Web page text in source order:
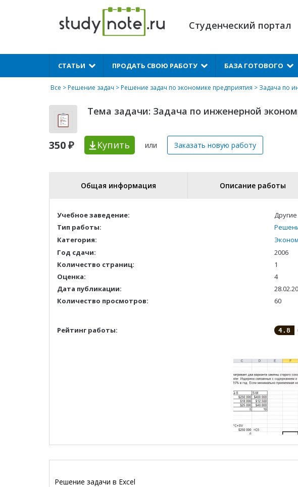
Студенческий портал
СТАТЬИ ПРОДАТЬ СВОЮ РАБОТУ БАЗА ГОТОВОГО
Все >Решение задач >Решение задач по экономике предприятия > Задача по
Тема задачи: Задача по инженерной
350 ₽ Купить или Заказать новую работу
Общая информация Описание работы
Учебное заведение:
Тип работы:
Категория:
Год сдачи:
2006
Количество страниц:
1
Оценка:
4
Дата публикации:
Количество просмотров:
60
Рейтинг работы: 4.8
Решение задачи в Excel